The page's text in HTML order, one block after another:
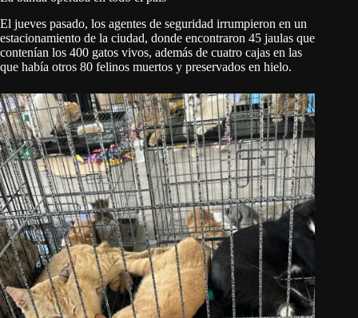
El jueves pasado, los agentes de seguridad irrumpieron en un
estacionamiento de la ciudad, donde encontraron 45 jaulas que
contenían los 400 gatos vivos, además de cuatro cajas en las
que había otros 80 felinos muertos y preservados en hielo.